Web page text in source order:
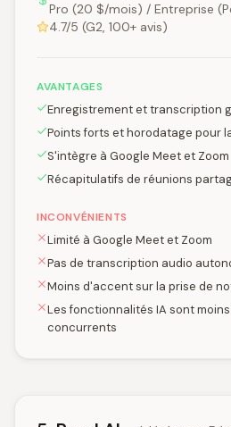
Pro (20 $/mois) / Entreprise
4.7/5 (G2, 100+ avis)
AVANTAGES
Enregistrement et transcription
Points forts et horodatage pour
S'intègre à Google Meet et Zoom
Récapitulatifs de réunions
INCONVÉNIENTS
Limité à Google Meet et Zoom
Pas de transcription audio
Moins d'accent sur la prise de
Les fonctionnalités IA sont
concurrents